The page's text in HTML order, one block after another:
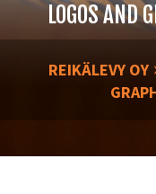
LOGOS AND
REIKÄLEVY OY